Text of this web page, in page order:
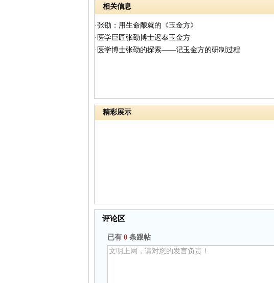
相关信息
·张劭：用生命酿就的《玉金方》
·医学巨匠张劭博士迟奉玉金方
·医学博士张劭的探索——记玉金方的研制过程
精彩展示
评论区
已有 0 条跟帖